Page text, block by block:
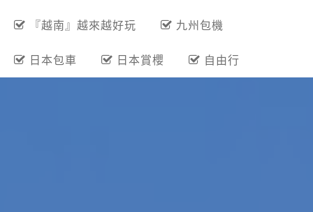
『越南』越來越好玩 九州包機
日本包車 日本賞櫻 自由行